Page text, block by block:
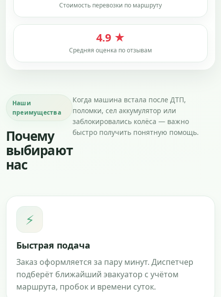
Стоимость перевозки по маршруту
4.9 ★
Средняя оценка по отзывам
Наши
преимущества
Почему
выбирают
нас
Когда машина встала после ДТП,
поломки, сел аккумулятор или
заблокировались колёса — важно
быстро получить понятную помощь.
⚡
Быстрая подача
Заказ оформляется за пару минут. Диспетчер
подберёт ближайший эвакуатор с учётом
маршрута, пробок и времени суток.